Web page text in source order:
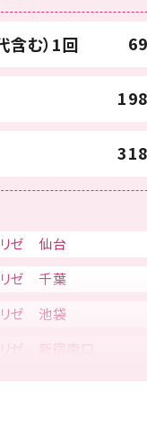
含む）1回
リゼ 仙台
リゼ 千葉
リゼ 池袋
リゼ 新宿南口